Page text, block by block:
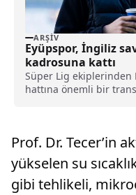
ARŞIV
Eyüpspor, İngiliz
kadrosuna kattı
Süper Lig ekiplerinden
hattına önemli bir
Prof. Dr. Tecer’in
yükselen su
gibi tehlikeli,